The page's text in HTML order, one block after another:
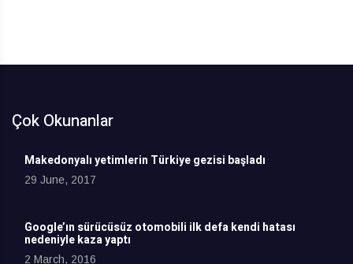
Çok Okunanlar
Makedonyalı yetimlerin Türkiye gezisi başladı
29 June, 2017
Google’ın sürücüsüz otomobili ilk defa kendi hatası
nedeniyle kaza yaptı
2 March, 2016